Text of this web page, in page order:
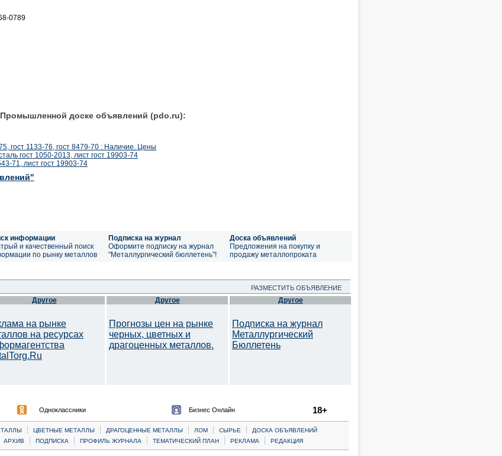
0789
доске объявлений (pdo.ru):
гост 1133-76, гост 8479-70 : Наличие. Цены
гост 1050-2013, лист гост 19903-74
71, лист гост 19903-74
информации
и качественный поиск
по рынку металлов
Подписка на журнал
Оформите подписку на журнал
"Металлургический бюллетень"!
Доска объявлений
Предложения на покупку и
продажу металлопроката
РАЗМЕСТИТЬ ОБЪЯВЛЕНИЕ
Другое
на рынке
на ресурсах
Другое
Прогнозы цен на рынке
черных, цветных и
драгоценных металлов.
Другое
Подписка на журнал
Металлургический
Бюллетень
Одноклассники Бизнес Онлайн 18+
| ЦВЕТНЫЕ МЕТАЛЛЫ | ДРАГОЦЕННЫЕ МЕТАЛЛЫ | ЛОМ | CЫРЬЕ |
ДОСКА ОБЪЯВЛЕНИЙ
АРХИВ | ПОДПИСКА | ПРОФИЛЬ ЖУРНАЛА | ТЕМАТИЧЕСКИЙ ПЛАН | РЕКЛАМА | РЕДАКЦИЯ